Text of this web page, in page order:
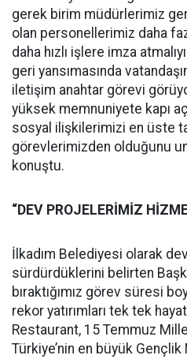
gerek birim müdürlerimiz
olan personellerimiz daha
daha hızlı işlere imza
geri yansımasında
iletişim anahtar görevi
yüksek memnuniyete kapı
sosyal ilişkilerimizi en üste
görevlerimizden olduğunu
konuştu.
“DEV PROJELERİMİZ
İlkadım Belediyesi olarak
sürdürdüklerini belirten
bıraktığımız görev süresi
rekor yatırımları tek tek
Restaurant, 15 Temmuz
Türkiye’nin en büyük